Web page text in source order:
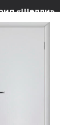
«Шелли»
«Евро»